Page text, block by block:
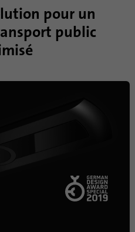
pour un
public